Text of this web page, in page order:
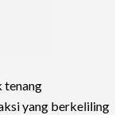
tenang
yang berkeliling